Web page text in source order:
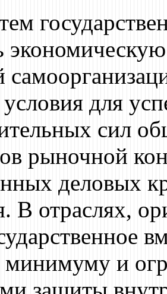
условия для
сил
рыночной
деловых
В отраслях,
минимуму и